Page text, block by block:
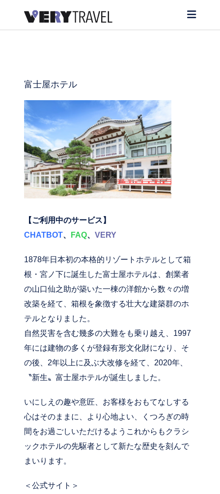
富士屋ホテル
【ご利用中のサービス】
CHATBOT、 FAQ、 VERY
1878年日本初の本格的リゾートホテルとして箱
根・宮ノ下に誕生した富士屋ホテルは、創業者
の山口仙之助が築いた一棟の洋館から数々の増
改築を経て、箱根を象徴する壮大な建築群のホ
テルとなりました。
自然災害を含む幾多の大難をも乗り越え、1997
年には建物の多くが登録有形文化財になり、そ
の後、2年以上に及ぶ大改修を経て、2020年、
〝新生〟富士屋ホテルが誕生しました。
いにしえの趣や意匠、お客様をおもてなしする
心はそのままに、より心地よい、くつろぎの時
間をお過ごしいただけるようこれからもクラシ
ックホテルの先駆者として新たな歴史を刻んで
まいります。
＜公式サイト＞